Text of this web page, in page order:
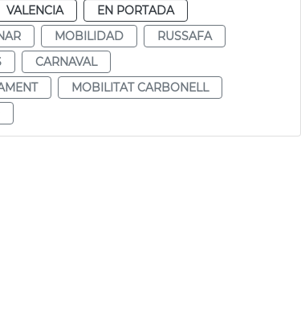
VALENCIA
EN PORTADA
MOBILIDAD
RUSSAFA
CARNAVAL
MOBILITAT CARBONELL